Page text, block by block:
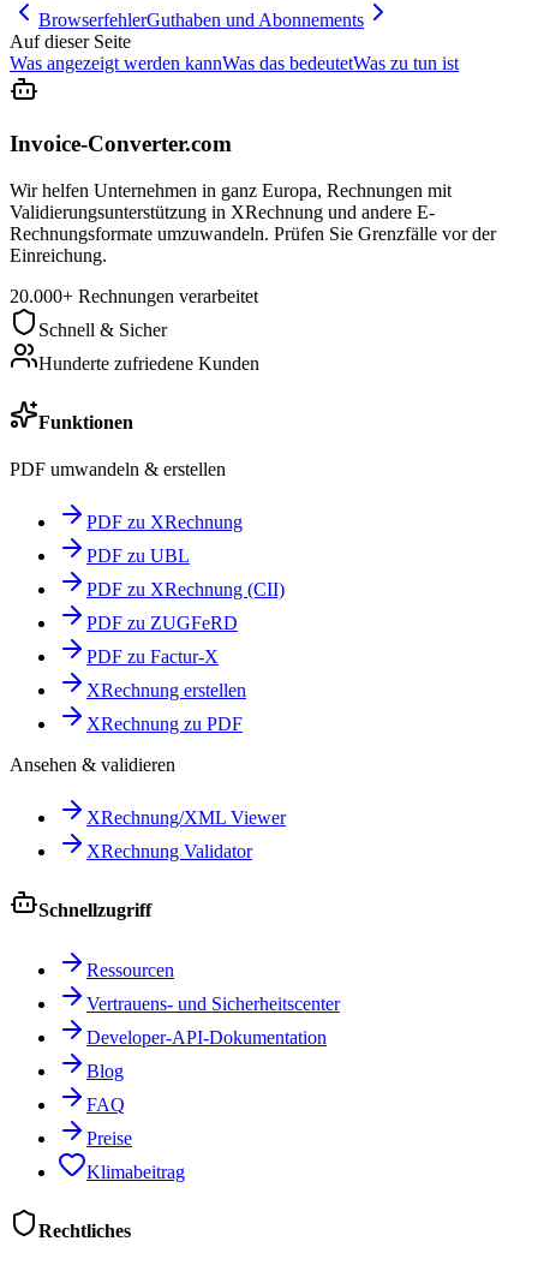
BrowserfehlerGuthaben und Abonnements
Auf dieser Seite
Was angezeigt werden kannWas das bedeutetWas zu tun ist
Invoice-Converter.com
Wir helfen Unternehmen in ganz Europa, Rechnungen mit
Validierungsunterstützung in XRechnung und andere E-
Rechnungsformate umzuwandeln. Prüfen Sie Grenzfälle vor der
Einreichung.
20.000+ Rechnungen verarbeitet
Schnell & Sicher
Hunderte zufriedene Kunden
Funktionen
PDF umwandeln & erstellen
PDF zu XRechnung
PDF zu UBL
PDF zu XRechnung (CII)
PDF zu ZUGFeRD
PDF zu Factur-X
XRechnung erstellen
XRechnung zu PDF
Ansehen & validieren
XRechnung/XML Viewer
XRechnung Validator
Schnellzugriff
Ressourcen
Vertrauens- und Sicherheitscenter
Developer-API-Dokumentation
Blog
FAQ
Preise
Klimabeitrag
Rechtliches